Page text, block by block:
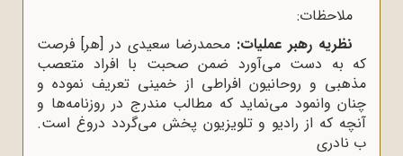
ملاحظات:
نظریه رهبر عملیات: محمدرضا سعیدی در [هر] فرصت
که به دست می‌آورد ضمن صحبت با افراد متعصب
مذهبی و روحانیون افراطی از خمینی تعریف نموده و
چنان وانمود می‌نماید که مطالب مندرج در روزنامه‌ها و
آنچه که از رادیو و تلویزیون پخش می‌گردد دروغ است.
ب نادری